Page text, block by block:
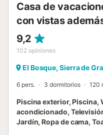
Casa de
con vistas
9,2
102 opiniones
El Bosque, Sierra de
6 pers. 3 dormitorios 120
Piscina exterior, Piscina,
acondicionado,
Jardín, Ropa de cama,